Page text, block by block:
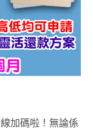
加碼啦！無論係